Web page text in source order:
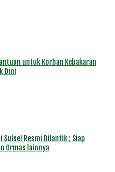
untuk Korban Kebakaran
Dini
Sulsel Resmi Dilantik ; Siap
Ormas lainnya